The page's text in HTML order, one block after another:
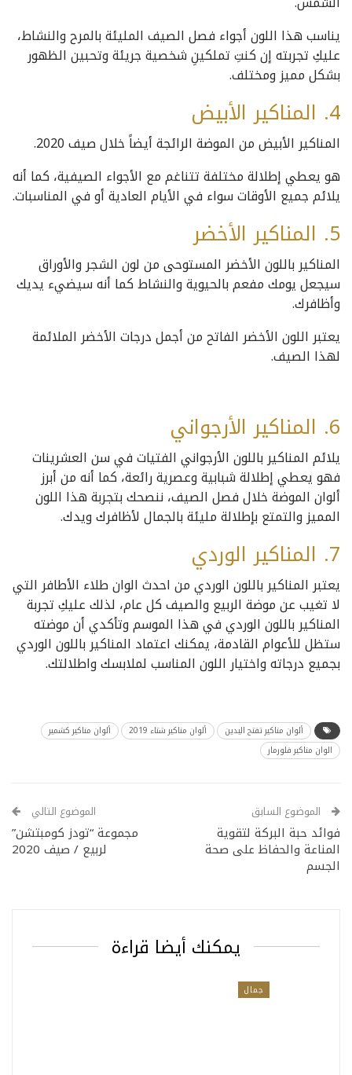
يناسب هذا اللون أجواء فصل الصيف المليئة بالمرح والنشاط،
عليكِ تجربته إن كنتِ تملكينِ شخصية جريئة وتحبين الظهور
بشكل مميز ومختلف.
4. المناكير الأبيض
المناكير الأبيض من الموضة الرائجة أيضاً خلال صيف 2020.
هو يعطي إطلالة مختلفة تتناغم مع الأجواء الصيفية، كما أنه
يلائم جميع الأوقات سواء في الأيام العادية أو في المناسبات.
5. المناكير الأخضر
المناكير باللون الأخضر المستوحى من لون الشجر والأوراق
سيجعل يومك مفعم بالحيوية والنشاط كما أنه سيضيء يديك
وأظافرك.
يعتبر اللون الأخضر الفاتح من أجمل درجات الأخضر الملائمة
لهذا الصيف.
6. المناكير الأرجواني
يلائم المناكير باللون الأرجواني الفتيات في سن العشرينات
فهو يعطي إطلالة شبابية وعصرية رائعة، كما أنه من أبرز
ألوان الموضة خلال فصل الصيف، ننصحك بتجربة هذا اللون
المميز والتمتع بإطلالة مليئة بالجمال لأظافرك ويدك.
7. المناكير الوردي
يعتبر المناكير باللون الوردي من احدث الوان طلاء الأطافر التي
لا تغيب عن موضة الربيع والصيف كل عام، لذلك عليكِ تجربة
المناكير باللون الوردي في هذا الموسم وتأكدي أن موضته
ستظل للأعوام القادمة، يمكنك اعتماد المناكير باللون الوردي
بجميع درجاته واختيار اللون المناسب لملابسك واطلالتك.
ألوان مناكير تفتح اليدين ألوان مناكير شتاء 2019
ألوان مناكير كشمير
الوان مناكير فلورمار
الموضوع السابق
فوائد حبة البركة لتقوية
المناعة والحفاظ على صحة
الجسم
الموضوع التالي
مجموعة “تودز كومبتشن”
لربيع / صيف 2020
يمكنك أيضا قراءة
جمال